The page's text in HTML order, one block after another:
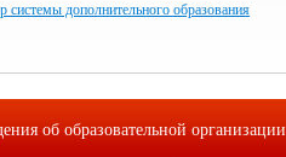
системы дополнительного образования
об образовательной организации